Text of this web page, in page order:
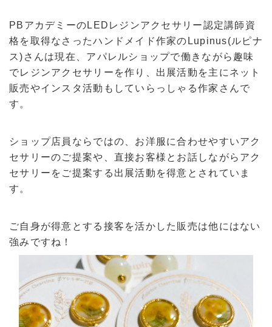
PBアカデミーのLEDレジンアクセサリー認定講師資
格を取得なさったハンドメイド作家のLupinus(ルピナ
ス)さんは現在、アパレルショップで働きながら趣味
でレジンアクセサリーを作り、出展活動を主にネット
販売やインスタ活動もしていらっしゃる作家さんで
す。
ショップ店員ならではの、お洋服に合わせやすいアク
セサリーのご提案や、直接お客様とお話しながらアク
セサリーをご提案する出展活動を得意とされていま
す。
ご自身が得意とする接客を活かした販売は他にはない
強みですね！